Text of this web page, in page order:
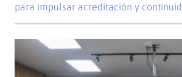
para impulsar acreditación y